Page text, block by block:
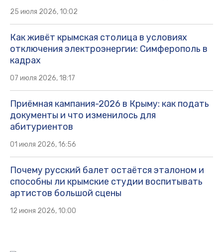
25 июля 2026, 10:02
Как живёт крымская столица в условиях
отключения электроэнергии: Симферополь в
кадрах
07 июля 2026, 18:17
Приёмная кампания-2026 в Крыму: как подать
документы и что изменилось для
абитуриентов
01 июля 2026, 16:56
Почему русский балет остаётся эталоном и
способны ли крымские студии воспитывать
артистов большой сцены
12 июня 2026, 10:00